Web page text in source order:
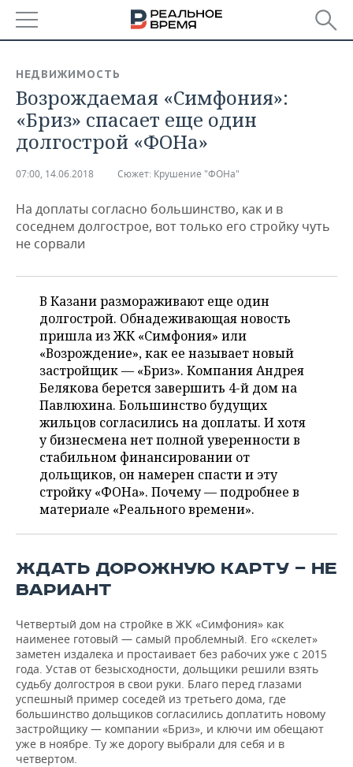
БАШКОРТОСТАН
ТАТАРСТАН
НОВОСТИ
АНАЛИТИКА
ДЕКЛАРАЦИИ О ДОХОДАХ
КОРОЛИ ГОСЗАКАЗА ПФО
ВУЗЫ ТАТАРСТАНА
КОМУ ПРИНАДЛЕЖАТ
ТОРГОВЫЕ ЦЕНТРЫ
ТАТАРСТАНА
НОВОСТИ ЭКОНОМИКИ
ФИНАНСЫ
БАНКИ
БЮДЖЕТ
ИНВЕСТИЦИИ
ПРОМЫШЛЕННОСТЬ
НОВОСТИ
ПРОМЫШЛЕННОСТИ
МАШИНОСТРОЕНИЕ
НЕФТЕХИМИЯ
НЕФТЬ
ОПК
ЭНЕРГЕТИКА
НЕДВИЖИМОСТЬ
НОВОСТИ НЕДВИЖИМОСТИ
АВТО
НОВОСТИ АВТО
БИЗНЕС
НОВОСТИ БИЗНЕСА
РОЗНИЧНАЯ ТОРГОВЛЯ
ТРАНСПОРТ
УСЛУГИ
ТЕХНОЛОГИИ
НОВОСТИ ТЕХНОЛОГИЙ
МЕДИА
ТЕЛЕКОММУНИКАЦИИ
МЕРОПРИЯТИЯ
НОВОСТИ МЕРОПРИЯТИЙ
ВЫЕЗДНАЯ РЕДАКЦИЯ
БИЗНЕС-БРАНЧИ
ОТКРЫТАЯ ЛЕКЦИЯ
СПОРТ
НОВОСТИ СПОРТА
ФУТБОЛ
БАСКЕТБОЛ
ВОЛЕЙБОЛ
КИБЕРСПОРТ
ФИГУРНОЕ КАТАНИЕ
ВОДНЫЕ ВИДЫ СПОРТА
ХОККЕЙ С МЯЧОМ
ОБЩЕСТВО
НОВОСТИ ОБЩЕСТВА
ИНФРАСТРУКТУРА
ИСТОРИЯ
КУЛЬТУРА
МЕДИЦИНА
ОБРАЗОВАНИЕ
ПРОИСШЕСТВИЯ
ФОТОГАЛЕРЕЯ
СПРАВОЧНИК
СПИСОК ПЕРСОН
СПИСОК КОМПАНИЙ
НЕДВИЖИМОСТЬ
Возрождаемая «Симфония»:
«Бриз» спасает еще один
долгострой «ФОНа»
07:00, 14.06.2018 Сюжет: Крушение "ФОНа"
На доплаты согласно большинство, как и в
соседнем долгострое, вот только его стройку чуть
не сорвали
В Казани размораживают еще один
долгострой. Обнадеживающая новость
пришла из ЖК «Симфония» или
«Возрождение», как ее называет новый
застройщик — «Бриз». Компания Андрея
Белякова берется завершить 4-й дом на
Павлюхина. Большинство будущих
жильцов согласились на доплаты. И хотя
у бизнесмена нет полной уверенности в
стабильном финансировании от
дольщиков, он намерен спасти и эту
стройку «ФОНа». Почему — подробнее в
материале «Реального времени».
ЖДАТЬ ДОРОЖНУЮ КАРТУ — НЕ
ВАРИАНТ
Четвертый дом на стройке в ЖК «Симфония» как
наименее готовый — самый проблемный. Его «скелет»
заметен издалека и простаивает без рабочих уже с 2015
года. Устав от безысходности, дольщики решили взять
судьбу долгостроя в свои руки. Благо перед глазами
успешный пример соседей из третьего дома, где
большинство дольщиков согласились доплатить новому
застройщику — компании «Бриз», и ключи им обещают
уже в ноябре. Ту же дорогу выбрали для себя и в
четвертом.